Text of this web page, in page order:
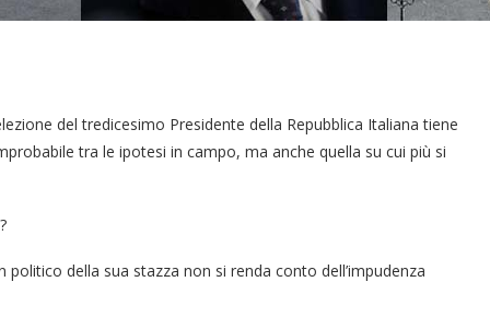
del tredicesimo Presidente della Repubblica Italiana tiene
tra le ipotesi in campo, ma anche quella su cui più si
?
della sua stazza non si renda conto dell’impudenza